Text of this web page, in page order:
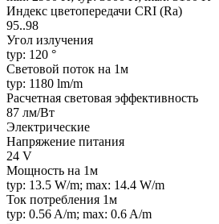
Индекс цветопередачи CRI (Ra)
95..98
Угол излучения
typ: 120 °
Световой поток на 1м
typ: 1180 lm/m
Расчетная световая эффективность
87 лм/Вт
Электрические
Напряжение питания
24 V
Мощность на 1м
typ: 13.5 W/m; max: 14.4 W/m
Ток потребления 1м
typ: 0.56 A/m; max: 0.6 A/m